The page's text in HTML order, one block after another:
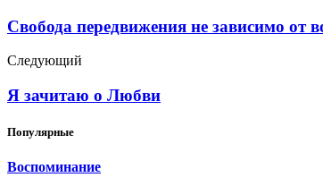
Свобода передвижения не зависимо от
Следующий
Я зачитаю о Любви
Популярные
Воспоминание